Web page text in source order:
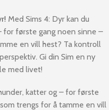
Med Sims 4: Dyr kan du
for første gang noen sinne –
en vill hest? Ta kontroll
Gi din Sim en ny
med livet!
katter og – for første
trengs for å tamme en vill